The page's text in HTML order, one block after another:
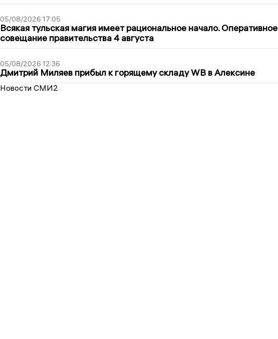
05/08/2026 17:05
Всякая тульская магия имеет рациональное начало. Оперативное
совещание правительства 4 августа
05/08/2026 12:36
Дмитрий Миляев прибыл к горящему складу WB в Алексине
Новости СМИ2